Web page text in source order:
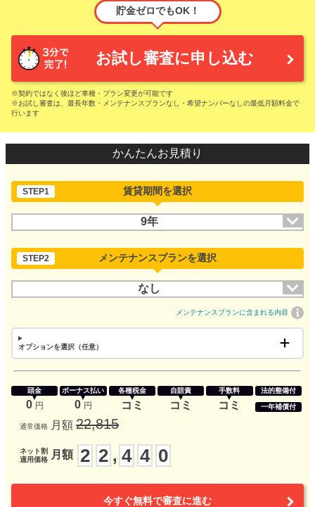
貯金ゼロでもOK！
お試し審査に申し込む
※契約ではなく後ほど車種・プラン変更が可能です
※お試し審査は、最長年数・メンテナンスプランなし・希望ナンバーなしの最低月額料金で
行います
かんたんお見積り
STEP1 賃貸期間を選択
9年
STEP2 メンテナンスプランを選択
なし
メンテナンスプランに含まれる内容
オプションを選択（任意）
頭金
0 円
ボーナス払い
0 円
各種税金
コミ
自賠責
コミ
手数料
コミ
法的整備付
一年補償付
通常価格 月額 22,815
ネット割
適用価格
月額 2 2 , 4 4 0
今すぐ無料で審査に進む